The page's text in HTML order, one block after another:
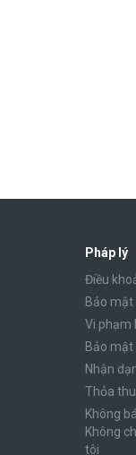
Pháp lý
Điều
Bảo mật
Vi phạm
Bảo mật
Nhận
Thỏa
Không
Không
tôi